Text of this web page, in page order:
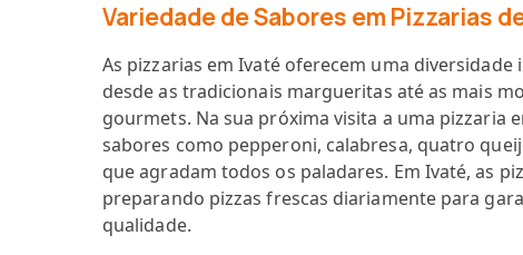
Variedade de Sabores em Pizzarias
As pizzarias em Ivaté oferecem uma diversidade
desde as tradicionais margueritas até as mais
gourmets. Na sua próxima visita a uma pizzaria
sabores como pepperoni, calabresa, quatro
que agradam todos os paladares. Em Ivaté, as
preparando pizzas frescas diariamente para
qualidade.